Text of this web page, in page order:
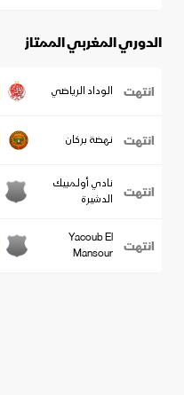
الدوري المغربي الممتاز
انتهت الوداد الرياضي
انتهت نهضة بركان
انتهت
نادي أولمبيك
الدشيرة
انتهت
Yacoub El
Mansour